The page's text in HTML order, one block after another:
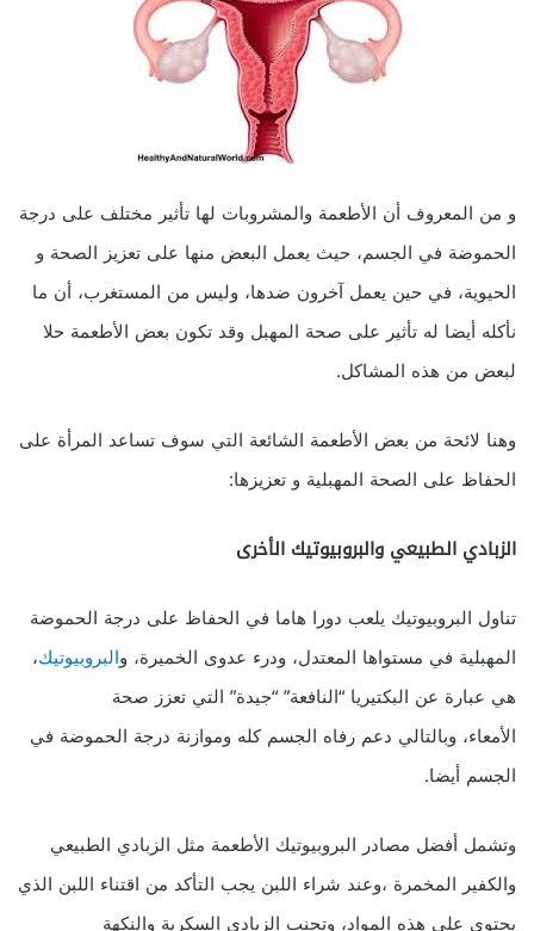
و من المعروف أن الأطعمة والمشروبات لها تأثير مختلف على درجة
الحموضة في الجسم، حيث يعمل البعض منها على تعزيز الصحة و
الحيوية، في حين يعمل آخرون ضدها، وليس من المستغرب، أن ما
نأكله أيضا له تأثير على صحة المهبل وقد تكون بعض الأطعمة حلا
لبعض من هذه المشاكل.
وهنا لائحة من بعض الأطعمة الشائعة التي سوف تساعد المرأة على
الحفاظ على الصحة المهبلية و تعزيزها:
الزبادي الطبيعي والبروبيوتيك الأخرى
تناول البروبيوتيك يلعب دورا هاما في الحفاظ على درجة الحموضة
المهبلية في مستواها المعتدل، ودرء عدوى الخميرة، والبروبيوتيك،
هي عبارة عن البكتيريا “النافعة” “جيدة” التي تعزز صحة
الأمعاء، وبالتالي دعم رفاه الجسم كله وموازنة درجة الحموضة في
الجسم أيضا.
وتشمل أفضل مصادر البروبيوتيك الأطعمة مثل الزبادي الطبيعي
والكفير المخمرة ،وعند شراء اللبن يجب التأكد من اقتناء اللبن الذي
يحتوي على هذه المواد، وتجنب الزبادي السكرية والنكهة